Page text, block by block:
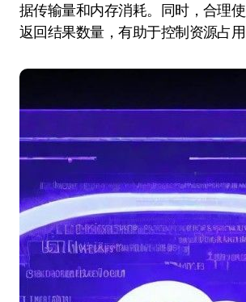
据传输量和内存消耗。同时，合理
返回结果数量，有助于控制资源占用